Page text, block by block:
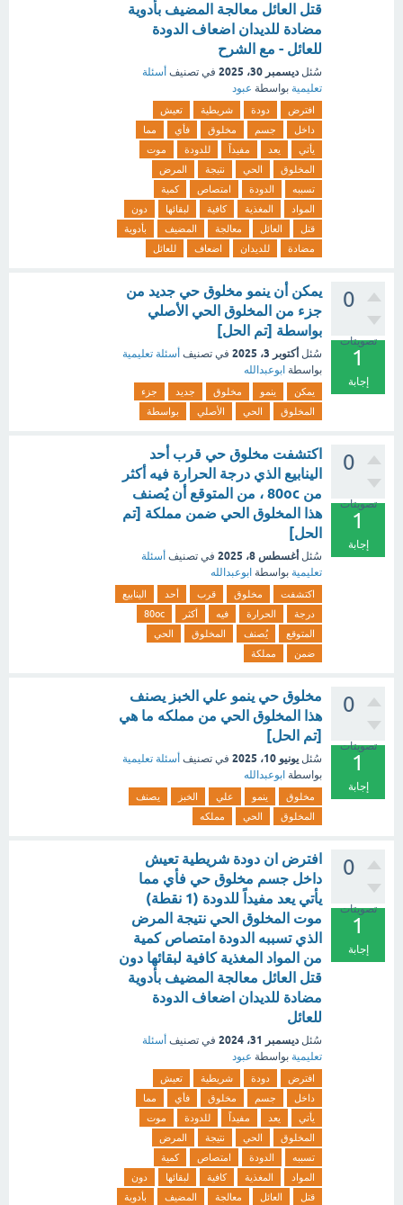
قتل العائل معالجة المضيف بأدوية
مضادة للديدان اضعاف الدودة
للعائل - مع الشرح
سُئل ديسمبر 30، 2025 في تصنيف أسئلة
تعليمية بواسطة عبود
افترض دودة شريطية
تعيش
داخل
جسم مخلوق فأي
مما
يأتي
يعد مفيداً للدودة
موت
المخلوق
الحي نتيجة
المرض
تسببه
الدودة امتصاص
كمية
المواد
المغذية كافية لبقائها
دون
قتل
العائل معالجة المضيف
بأدوية
مضادة
للديدان اضعاف للعائل
0
تصويتات
1
إجابة
يمكن أن ينمو مخلوق حي جديد من
جزء من المخلوق الحي الأصلي
بواسطة [تم الحل]
سُئل أكتوبر 3، 2025 في تصنيف أسئلة تعليمية
بواسطة ابوعبدالله
يمكن ينمو مخلوق جديد
جزء
المخلوق
الحي الأصلي بواسطة
0
تصويتات
1
إجابة
اكتشفت مخلوق حي قرب أحد
الينابيع الذي درجة الحرارة فيه أكثر
من 80oc ، من المتوقع أن يُصنف
هذا المخلوق الحي ضمن مملكة [تم
الحل]
سُئل أغسطس 8، 2025 في تصنيف أسئلة
تعليمية بواسطة ابوعبدالله
اكتشفت مخلوق قرب أحد
الينابيع
درجة
الحرارة فيه أكثر
80oc
المتوقع
يُصنف المخلوق
الحي
ضمن
مملكة
0
تصويتات
1
إجابة
مخلوق حي ينمو علي الخبز يصنف
هذا المخلوق الحي من مملكه ما هي
[تم الحل]
سُئل يونيو 10، 2025 في تصنيف أسئلة تعليمية
بواسطة ابوعبدالله
مخلوق ينمو علي الخبز
يصنف
المخلوق
الحي مملكه
0
تصويتات
1
إجابة
افترض ان دودة شريطية تعيش
داخل جسم مخلوق حي فأي مما
يأتي يعد مفيداً للدودة (1 نقطة)
موت المخلوق الحي نتيجة المرض
الذي تسببه الدودة امتصاص كمية
من المواد المغذية كافية لبقائها دون
قتل العائل معالجة المضيف بأدوية
مضادة للديدان اضعاف الدودة
للعائل
سُئل ديسمبر 31، 2024 في تصنيف أسئلة
تعليمية بواسطة عبود
افترض دودة شريطية
تعيش
داخل
جسم مخلوق فأي
مما
يأتي
يعد مفيداً للدودة
موت
المخلوق
الحي نتيجة
المرض
تسببه
الدودة امتصاص
كمية
المواد
المغذية كافية لبقائها
دون
قتل
العائل معالجة المضيف بأدوية